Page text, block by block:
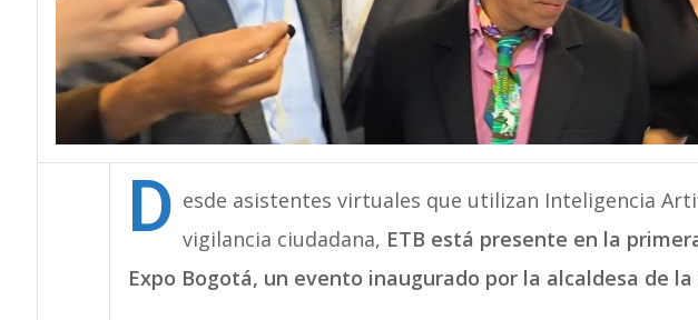
D esde asistentes virtuales que utilizan Inteligencia
vigilancia ciudadana, ETB está presente en la
Expo Bogotá, un evento inaugurado por la alcaldesa de la